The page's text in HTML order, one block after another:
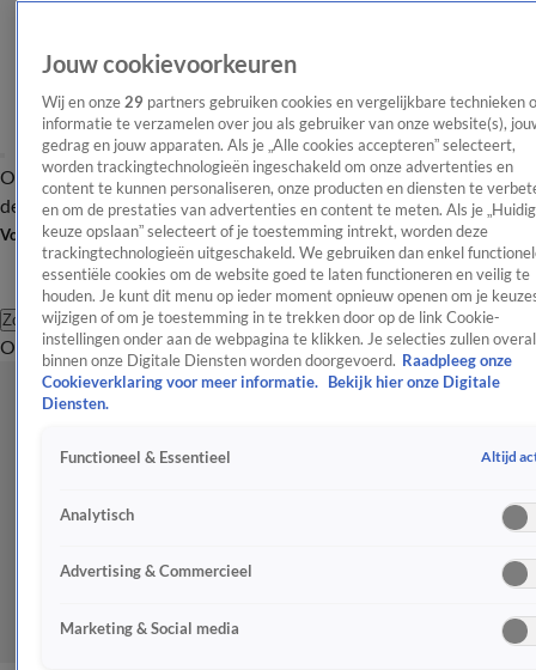
OverzichtAfleveringen Entertainment TV Algemeen
Tip
de redactieNieuwsbrief
Volg Shownieuws
Zoeken
OverzichtEntertainmentSpraakmakendRealityCrimeVideo's
Jouw cookievoorkeuren
Wij en onze 29 partners gebruiken cookies en vergelijkbare technieken
informatie te verzamelen over jou als gebruiker van onze website(s),
gedrag en jouw apparaten. Als je „Alle cookies accepteren” selecteert,
worden trackingtechnologieën ingeschakeld om onze advertenties en
content te kunnen personaliseren, onze producten en diensten te
en om de prestaties van advertenties en content te meten. Als je
keuze opslaan” selecteert of je toestemming intrekt, worden deze
trackingtechnologieën uitgeschakeld. We gebruiken dan enkel
essentiële cookies om de website goed te laten functioneren en veilig te
houden. Je kunt dit menu op ieder moment opnieuw openen om je
wijzigen of om je toestemming in te trekken door op de link Cookie-
instellingen onder aan de webpagina te klikken. Je selecties zullen overal
binnen onze Digitale Diensten worden doorgevoerd. Raadpleeg onze
Cookieverklaring voor meer informatie.
Bekijk hier onze Digitale
Diensten.
Functioneel & Essentieel Altijd
Analytisch
Advertising & Commercieel
Marketing & Social media